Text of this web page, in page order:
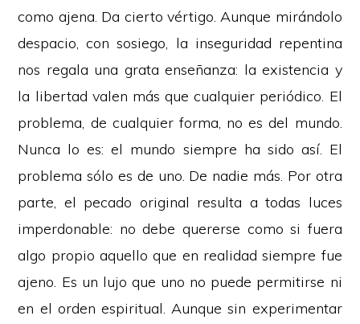
como ajena. Da cierto vértigo. Aunque mirándolo
despacio, con sosiego, la inseguridad repentina
nos regala una grata enseñanza: la existencia y
la libertad valen más que cualquier periódico. El
problema, de cualquier forma, no es del mundo.
Nunca lo es: el mundo siempre ha sido así. El
problema sólo es de uno. De nadie más. Por otra
parte, el pecado original resulta a todas luces
imperdonable: no debe quererse como si fuera
algo propio aquello que en realidad siempre fue
ajeno. Es un lujo que uno no puede permitirse ni
en el orden espiritual. Aunque sin experimentar